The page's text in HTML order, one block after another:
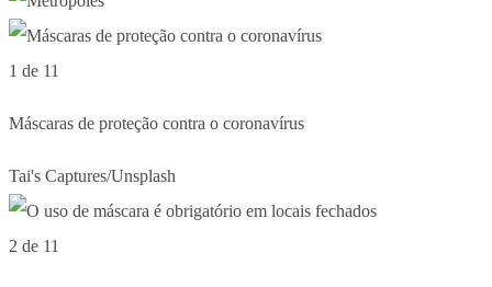
1 de 11
Máscaras de proteção contra o coronavírus
Tai's Captures/Unsplash
2 de 11